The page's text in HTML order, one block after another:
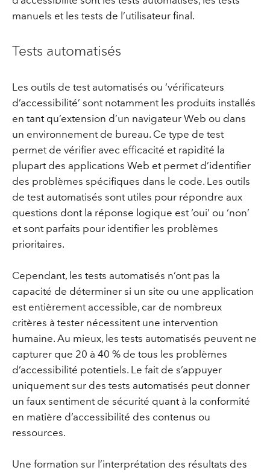
manuels et les tests de l’utilisateur final.
Tests automatisés
Les outils de test automatisés ou ‘vérificateurs
d’accessibilité’ sont notamment les produits installés
en tant qu’extension d’un navigateur Web ou dans
un environnement de bureau. Ce type de test
permet de vérifier avec efficacité et rapidité la
plupart des applications Web et permet d’identifier
des problèmes spécifiques dans le code. Les outils
de test automatisés sont utiles pour répondre aux
questions dont la réponse logique est ‘oui’ ou ‘non’
et sont parfaits pour identifier les problèmes
prioritaires.
Cependant, les tests automatisés n’ont pas la
capacité de déterminer si un site ou une application
est entièrement accessible, car de nombreux
critères à tester nécessitent une intervention
humaine. Au mieux, les tests automatisés peuvent ne
capturer que 20 à 40 % de tous les problèmes
d’accessibilité potentiels. Le fait de s’appuyer
uniquement sur des tests automatisés peut donner
un faux sentiment de sécurité quant à la conformité
en matière d’accessibilité des contenus ou
ressources.
Une formation sur l’interprétation des résultats des